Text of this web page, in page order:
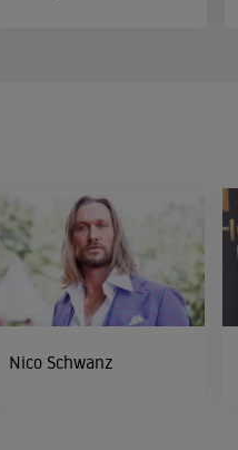
Nico Schwanz